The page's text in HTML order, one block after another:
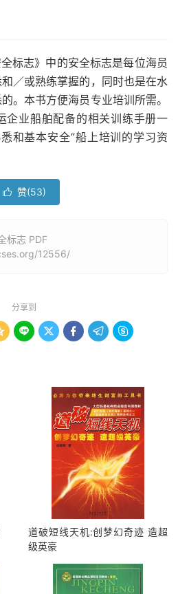
标志》中的安全标志是每位海员
／或熟练掌握的，同时也是在水
。本书方便海员专业培训所需。
企业船舶配备的相关训练手册一
和基本安全”船上培训的学习资
 赞(53)
标志 PDF
12556/
分享到
    
道破短线天机:创梦幻奇迹 造超
级英豪